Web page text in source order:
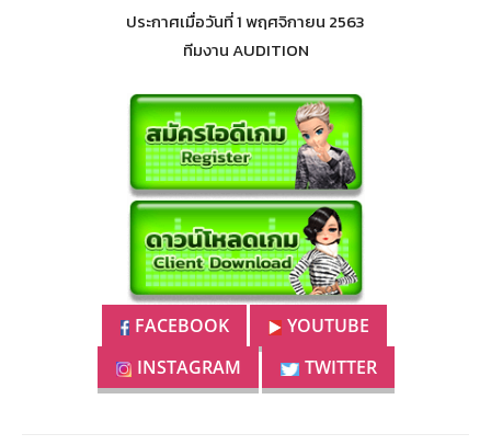
ประกาศเมื่อวันที่ 1 พฤศจิกายน 2563
ทีมงาน AUDITION
FACEBOOK
YOUTUBE
INSTAGRAM
TWITTER